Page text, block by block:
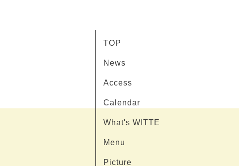
TOP
News
Access
Calendar
What's WITTE
Menu
Picture